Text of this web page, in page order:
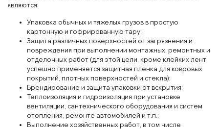
являются:
Упаковка обычных и тяжелых грузов в простую
картонную и гофрированную тару;
Защита различных поверхностей от загрязнения и
повреждения при выполнении монтажных, ремонтных и
отделочных работ (для этой цели, кроме клейких лент,
успешно применяется защитная пленка для ковровых
покрытий, плотных поверхностей и стекла);
Брендирование и защита упаковки от вскрытия;
Теплоизоляция и гидроизоляция при установке
вентиляции, сантехнического оборудования и систем
отопления, ремонте автомобилей и т.п.;
Выполнение хозяйственных работ, в том числе